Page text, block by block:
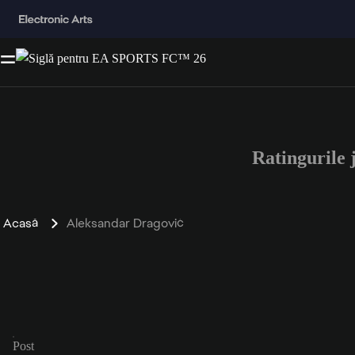
Ratingurile
Acasă Aleksandar Dragović
Post